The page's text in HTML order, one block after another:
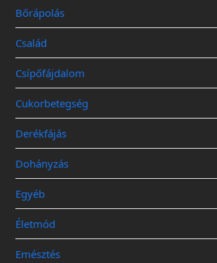
Bőrápolás
Család
Csípőfájdalom
Cukorbetegség
Derékfájás
Dohányzás
Egyéb
Életmód
Emésztés